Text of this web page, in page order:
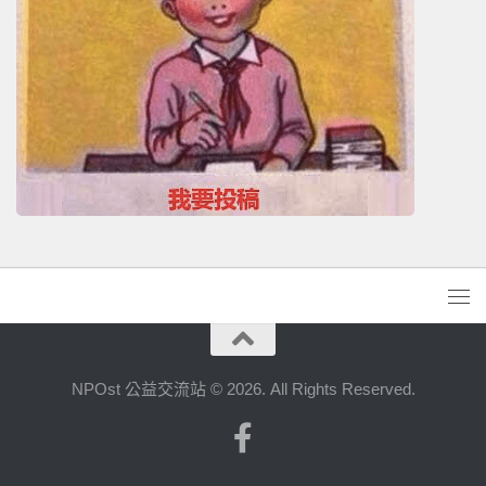
NPOst 公益交流站 © 2026. All Rights Reserved.